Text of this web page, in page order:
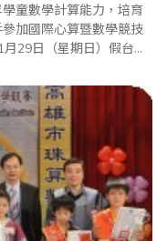
童數學計算能力，培育
加國際心算暨數學競技
29日（星期日）假台北
國各地之國民中、小學